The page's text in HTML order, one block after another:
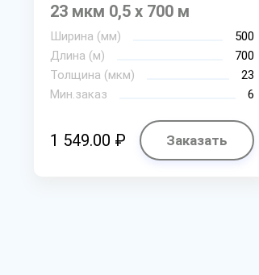
23 мкм 0,5 х 700 м
Ширина (мм)
500
Длина (м)
700
Толщина (мкм)
23
Мин.заказ
6
1 549.00 ₽ Заказать